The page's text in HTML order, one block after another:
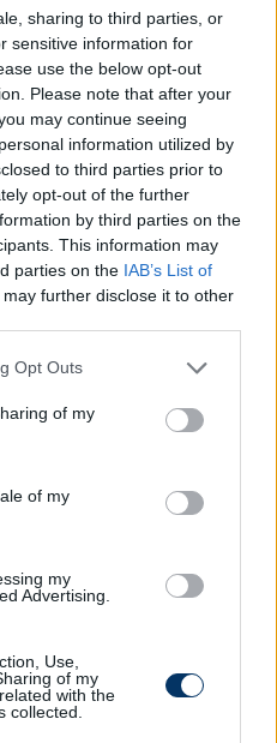
sharing to third parties, or
sensitive information for
use the below opt-out
Please note that after your
may continue seeing
information utilized by
to third parties prior to
opt-out of the further
by third parties on the
This information may
parties on the IAB’s List of
may further disclose it to other
uses one or more Google
behaviour. You may click to
and its third-party tags to
purposes in below Google
Opt Outs
of my
of my
my
Advertising.
Use,
of my
with the
collected.
pletyka, találgatás és
látott napvilágot
a DVSC ezúton tudatja,
labdarúgó továbbra is
tapsra a szurkolókat. A
DVSC élő szerződéssel
idényben is az
semmilyen másik
megkeresés
- olvashatóa
.
jegyzett a mostani